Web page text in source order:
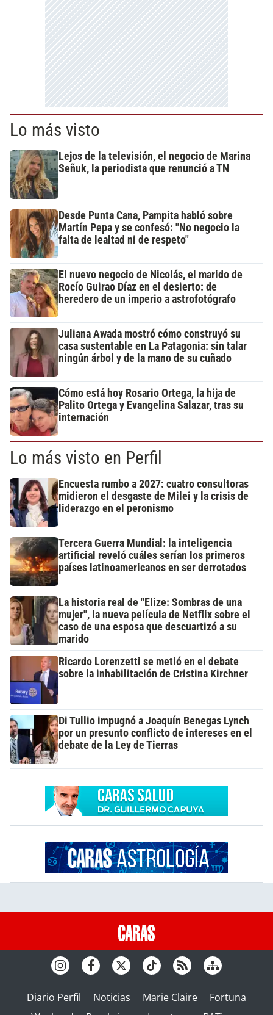
Lo más visto
Lejos de la televisión, el negocio de Marina
Señuk, la periodista que renunció a TN
Desde Punta Cana, Pampita habló sobre
Martín Pepa y se confesó: "No negocio la
falta de lealtad ni de respeto"
El nuevo negocio de Nicolás, el marido de
Rocío Guirao Díaz en el desierto: de
heredero de un imperio a astrofotógrafo
Juliana Awada mostró cómo construyó su
casa sustentable en La Patagonia: sin talar
ningún árbol y de la mano de su cuñado
Cómo está hoy Rosario Ortega, la hija de
Palito Ortega y Evangelina Salazar, tras su
internación
Lo más visto en Perfil
Encuesta rumbo a 2027: cuatro consultoras
midieron el desgaste de Milei y la crisis de
liderazgo en el peronismo
Tercera Guerra Mundial: la inteligencia
artificial reveló cuáles serían los primeros
países latinoamericanos en ser derrotados
La historia real de "Elize: Sombras de una
mujer", la nueva película de Netflix sobre el
caso de una esposa que descuartizó a su
marido
Ricardo Lorenzetti se metió en el debate
sobre la inhabilitación de Cristina Kirchner
Di Tullio impugnó a Joaquín Benegas Lynch
por un presunto conflicto de intereses en el
debate de la Ley de Tierras
Diario Perfil Noticias Marie Claire
Fortuna